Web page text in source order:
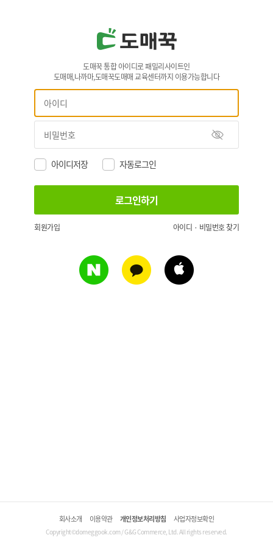
도매꾹 통합 아이디로 패밀리사이트인
도매매,나까마,도매꾹도매매 교육센터까지 이용가능합니다
아이디저장 자동로그인
회원가입 아이디 · 비밀번호 찾기
회사소개 이용약관 개인정보처리방침 사업자정보확인
Copyright©domeggook.com / G&G Commerce, Ltd. All rights reserved.